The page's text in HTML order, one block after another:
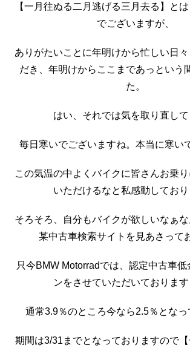
【一月往ぬる二月逃げる三月去る】と
でございますが、
ありがたいことに年明けから忙しい日
だき、年明けからここまであっという
た。
はい、それでは気を取り直して
毎日寒いでございますね。本当に寒い
この気温の中よくバイクに皆さんお乗
いただけるなと私感動しており
そろそろ、自分もバイクが欲しいなぁ
某中古車検索サイトを見あさって
只今BMW Motorradでは、認定中古車
ンをさせていただいております
通常3.9％のところ今なら2.5％となっ
期間は3/31までとなっておりますので